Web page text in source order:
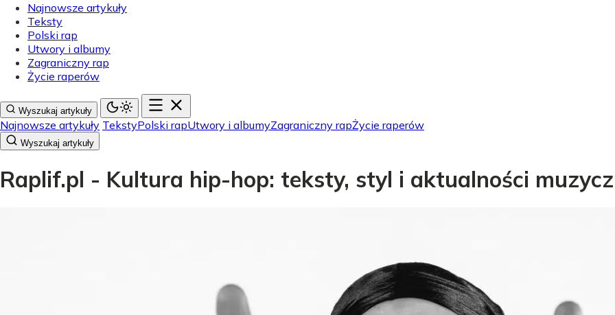
Najnowsze artykuły
Teksty
Polski rap
Utwory i albumy
Zagraniczny rap
Życie raperów
Wyszukaj artykuły
Najnowsze artykuły TekstyPolski rapUtwory i albumyZagraniczny rapŻycie raperów
Wyszukaj artykuły
Raplif.pl - Kultura hip-hop: teksty, styl i aktualności